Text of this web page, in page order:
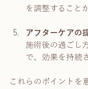
を調整すること
アフターケアの
施術後の過ごし
で、効果を持続
これらのポイントを